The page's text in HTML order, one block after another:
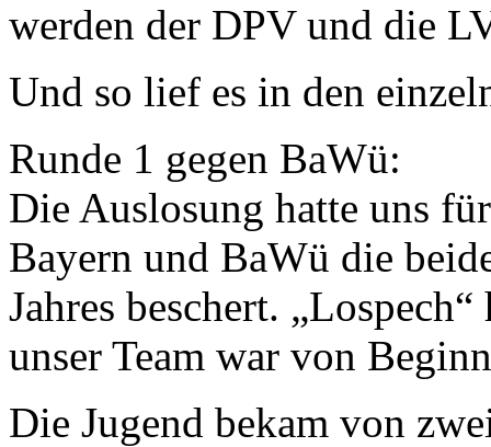
werden der DPV und die
Und so lief es in den
Runde 1 gegen BaWü:
Die Auslosung hatte uns
Bayern und BaWü die
Jahres beschert.
unser Team war von
Die Jugend bekam von